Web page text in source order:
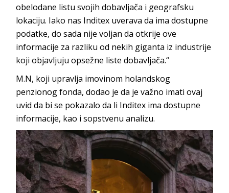
obelodane listu svojih dobavljača i geografsku
lokaciju. Iako nas Inditex uverava da ima dostupne
podatke, do sada nije voljan da otkrije ove
informacije za razliku od nekih giganta iz industrije
koji objavljuju opsežne liste dobavljača.“
M.N, koji upravlja imovinom holandskog
penzionog fonda, dodao je da je važno imati ovaj
uvid da bi se pokazalo da li Inditex ima dostupne
informacije, kao i sopstvenu analizu.